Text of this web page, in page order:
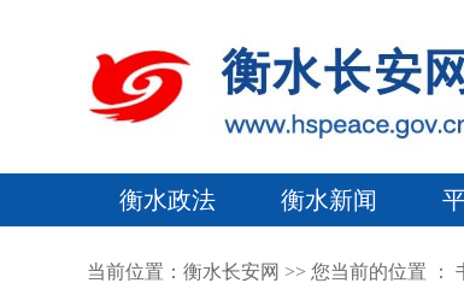
衡水政法 衡水新闻
当前位置： 衡水长安网 >> 您当前的位置 ：